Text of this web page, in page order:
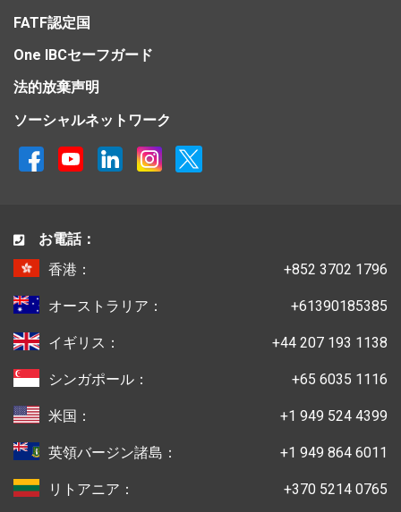
FATF認定国
One IBCセーフガード
法的放棄声明
ソーシャルネットワーク
お電話：
香港：
+852 3702 1796
オーストラリア： +61390185385
イギリス： +44 207 193 1138
シンガポール： +65 6035 1116
米国： +1 949 524 4399
英領バージン諸島： +1 949 864 6011
リトアニア： +370 5214 0765